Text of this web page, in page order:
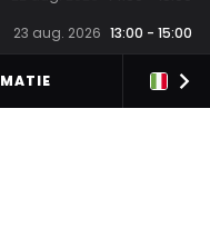
23 aug. 2026 13:00 - 15:00